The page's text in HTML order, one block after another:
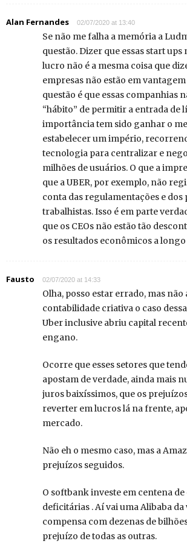
Alan Fernandes 02/07/2020 at 13:40
Se não me falha a memória a
questão. Dizer que essas start
lucro não é a mesma coisa que
empresas não estão em
questão é que essas companhias
“hábito” de permitir a entrada de
importância tem sido ganhar o
estabelecer um império,
tecnologia para centralizar e
milhões de usuários. O que a
que a UBER, por exemplo, não
conta das regulamentações e dos
trabalhistas. Isso é em parte
que os CEOs não estão tão
os resultados econômicos a
Fausto 02/07/2020 at 14:33
Olha, posso estar errado, mas
contabilidade criativa o caso
Uber inclusive abriu capital
engano.
Ocorre que esses setores que
apostam de verdade, ainda mais
juros baixíssimos, que os
reverter em lucros lá na frente,
mercado.
Não eh o mesmo caso, mas a
prejuízos seguidos.
O softbank investe em centena
deficitárias . Aí vai uma Alibaba da
compensa com dezenas de
prejuízo de todas as outras.